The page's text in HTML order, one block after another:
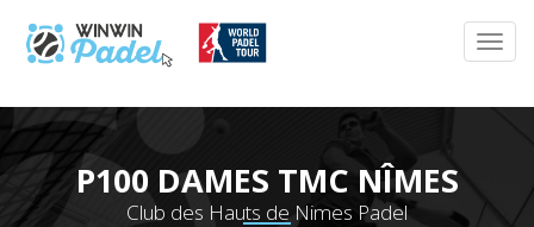
P100 DAMES TMC NÎMES
Club des Hauts de Nimes Padel